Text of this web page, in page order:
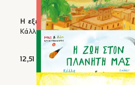
Η εξέλιξη του ανθρώπου
Κάλλια Σπανουδάκη, Χρήστος
12,51 €